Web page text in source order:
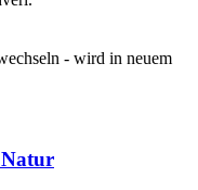
- wird in neuem